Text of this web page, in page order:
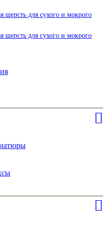
шерсть для сухого и мокрого
шерсть для сухого и мокрого